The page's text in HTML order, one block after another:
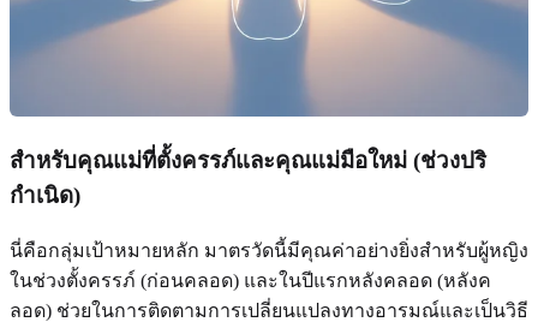
สำหรับคุณแม่ที่ตั้งครรภ์และคุณแม่มือใหม่ (ช่วงปริ
กำเนิด)
นี่คือกลุ่มเป้าหมายหลัก มาตรวัดนี้มีคุณค่าอย่างยิ่งสำหรับผู้หญิง
ในช่วงตั้งครรภ์ (ก่อนคลอด) และในปีแรกหลังคลอด (หลังค
ลอด) ช่วยในการติดตามการเปลี่ยนแปลงทางอารมณ์และเป็นวิธี